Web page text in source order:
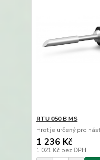
RTU 050 B MS
Hrot je určený pro
1 236 Kč
1 021 Kč bez DPH